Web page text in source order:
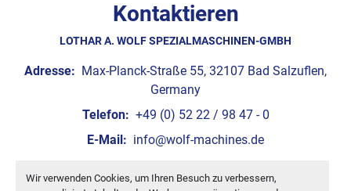
Wir verwenden Cookies, um Ihren Besuch zu verbessern,
Kontaktieren
LOTHAR A. WOLF SPEZIALMASCHINEN-GMBH
Adresse: Max-Planck-Straße 55, 32107 Bad Salzuflen,
Germany
Telefon: +49 (0) 52 22 / 98 47 - 0
E-Mail: info@wolf-machines.de
Cookie-Einstellungen